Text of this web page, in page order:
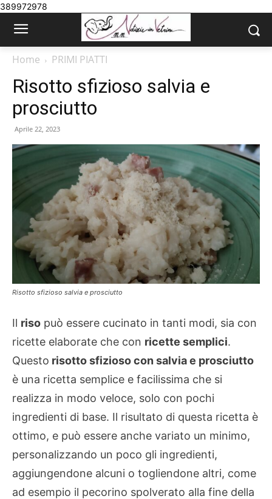
389972978
Home PRIMI PIATTI
Risotto sfizioso salvia e
prosciutto
Aprile 22, 2023
Risotto sfizioso salvia e prosciutto
Il riso può essere cucinato in tanti modi, sia con
ricette elaborate che con ricette semplici.
Questo risotto sfizioso con salvia e prosciutto
è una ricetta semplice e facilissima che si
realizza in modo veloce, solo con pochi
ingredienti di base. Il risultato di questa ricetta è
ottimo, e può essere anche variato un minimo,
personalizzando un poco gli ingredienti,
aggiungendone alcuni o togliendone altri, come
ad esempio il pecorino spolverato alla fine della